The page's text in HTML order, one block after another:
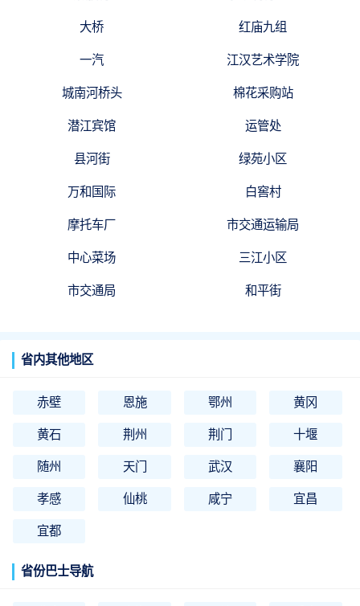
大桥 红庙九组
一汽 江汉艺术学院
城南河桥头 棉花采购站
潜江宾馆 运管处
县河街 绿苑小区
万和国际 白窖村
摩托车厂 市交通运输局
中心菜场 三江小区
市交通局 和平街
省内其他地区
赤壁 恩施 鄂州 黄冈
黄石 荆州 荆门 十堰
随州 天门 武汉 襄阳
孝感 仙桃 咸宁 宜昌
宜都
省份巴士导航